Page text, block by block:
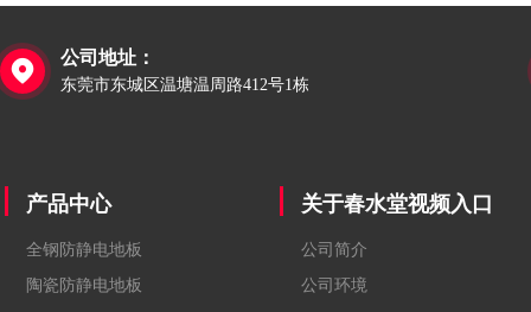

公司地址：
东莞市东城区温塘温周路412号1栋
产品中心
全钢防静电地板
陶瓷防静电地板
关于春水堂视频入口
公司简介
公司环境